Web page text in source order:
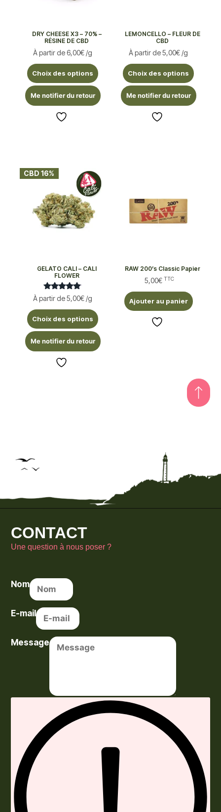
DRY CHEESE X3 – 70% –
RÉSINE DE CBD
À partir de6,00€ /g
Choix des options
Me notifier du retour
LEMONCELLO – FLEUR DE
CBD
À partir de5,00€ /g
Choix des options
Me notifier du retour
CBD 16%
GELATO CALI – CALI
FLOWER
Note
5.00
sur 5
À partir de5,00€ /g
Choix des options
Me notifier du retour
RAW 200’s Classic Papier
5,00€ TTC
Ajouter au panier
CONTACT
Une question à nous poser ?
Nom
E-mail
Message